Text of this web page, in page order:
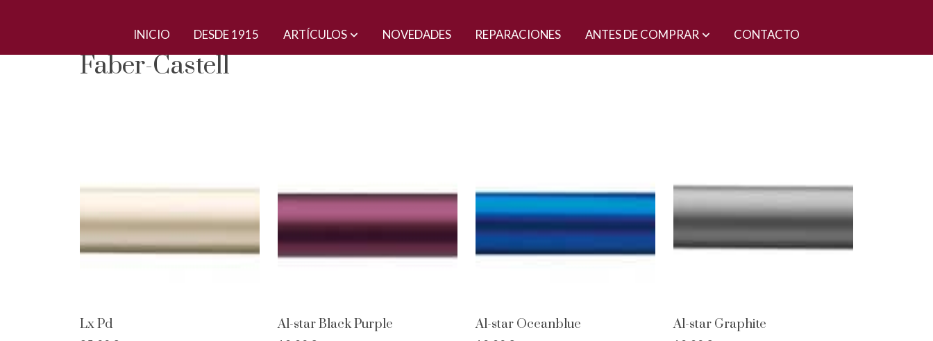
INICIO DESDE 1915 ARTÍCULOS NOVEDADES REPARACIONES ANTES DE COMPRAR CONTACTO
Faber-Castell
Lx Pd Al-star Black Purple Al-star Oceanblue Al-star Graphite